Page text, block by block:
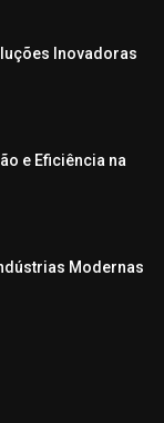
Inovadoras
e Eficiência na
Modernas